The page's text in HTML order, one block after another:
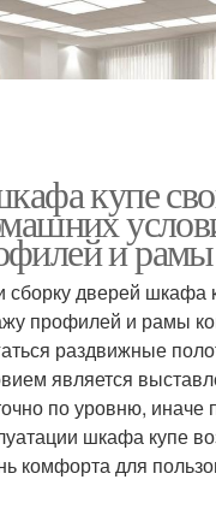
купе
и рамы
дверей шкафа
профилей и рамы
раздвижные
является
по уровню, иначе
шкафа купе
комфорта для